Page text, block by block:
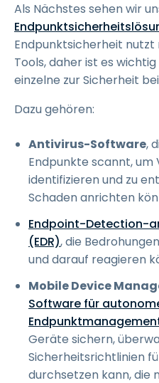
Als Nächstes sehen wir
Endpunktsicherheit nutzt
Tools, daher ist es
einzelne zur Sicherheit
Dazu gehören:
Antivirus-Software,
Endpunkte scannt, um
identifizieren und zu
Schaden anrichten
Endpoint-Detection-
(EDR), die
und darauf reagieren
Mobile Device
Software für
Geräte sichern,
Sicherheitsrichtlinien
durchsetzen kann, die